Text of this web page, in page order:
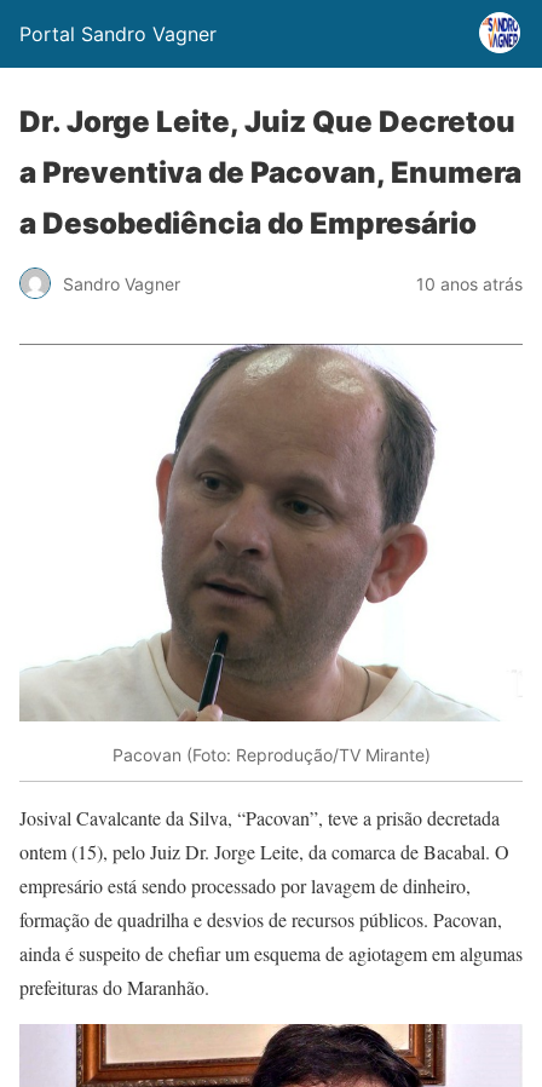
Portal Sandro Vagner
Dr. Jorge Leite, Juiz Que Decretou
a Preventiva de Pacovan, Enumera
a Desobediência do Empresário
Sandro Vagner 10 anos atrás
Pacovan (Foto: Reprodução/TV Mirante)
Josival Cavalcante da Silva, “Pacovan”, teve a prisão decretada
ontem (15), pelo Juiz Dr. Jorge Leite, da comarca de Bacabal. O
empresário está sendo processado por lavagem de dinheiro,
formação de quadrilha e desvios de recursos públicos. Pacovan,
ainda é suspeito de chefiar um esquema de agiotagem em algumas
prefeituras do Maranhão.